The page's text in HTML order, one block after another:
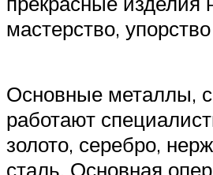
мастерство,
Основные металлы,
работают
золото, серебро,
сталь. Основная